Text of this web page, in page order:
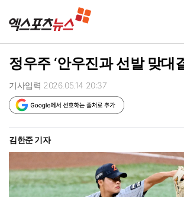
정우주 ‘안우진과 선발 맞대
기사입력 2026.05.14 20:37
김한준 기자